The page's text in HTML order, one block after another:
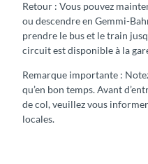
Retour : Vous pouvez
ou descendre en Gemmi-
prendre le bus et le train
circuit est disponible à la
Remarque importante :
qu’en bon temps. Avant
de col, veuillez vous
locales.